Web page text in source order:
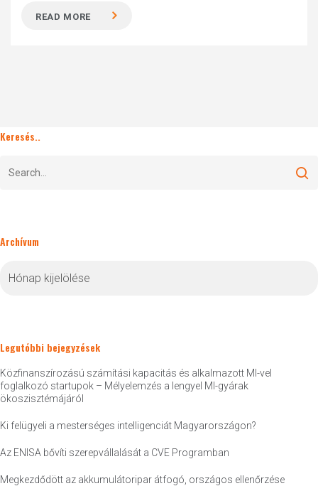
READ MORE
Keresés..
Archívum
Legutóbbi bejegyzések
Közfinanszírozású számítási kapacitás és alkalmazott MI-vel
foglalkozó startupok – Mélyelemzés a lengyel MI-gyárak
ökoszisztémájáról
Ki felügyeli a mesterséges intelligenciát Magyarországon?
Az ENISA bővíti szerepvállalását a CVE Programban
Megkezdődött az akkumulátoripar átfogó, országos ellenőrzése